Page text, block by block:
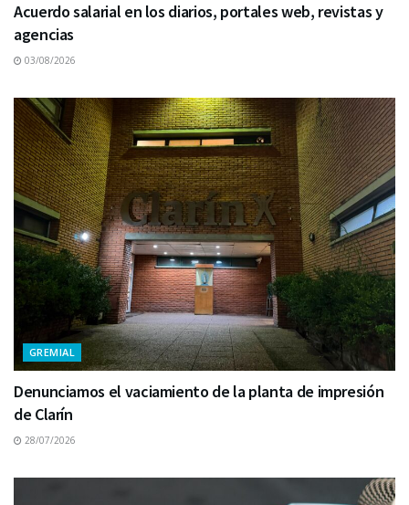
Acuerdo salarial en los diarios, portales web, revistas y
agencias
03/08/2026
GREMIAL
Denunciamos el vaciamiento de la planta de impresión
de Clarín
28/07/2026